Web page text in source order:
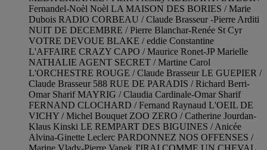
Fernandel-Noèl Noèl LA MAISON DES BORIES / Marie
Dubois RADIO CORBEAU / Claude Brasseur -Pierre Arditi
NUIT DE DECEMBRE / Pierre Blanchar-Renée St Cyr
VOTRE DEVOUE BLAKE / eddie Constantine
L'AFFAIRE CRAZY CAPO / Maurice Ronet-JP Marielle
NATHALIE AGENT SECRET / Martine Carol
L'ORCHESTRE ROUGE / Claude Brasseur LE GUEPIER /
Claude Brasseur 588 RUE DE PARADIS / Richard Berri-
Omar Sharif MAYRIG / Claudia Cardinale-Omar Sharif
FERNAND CLOCHARD / Fernand Raynaud L'OEIL DE
VICHY / Michel Bouquet ZOO ZERO / Catherine Jourdan-
Klaus Kinski LE REMPART DES BIGUINES / Anicée
Alvina-Ginette Leclerc PARDONNEZ NOS OFFENSES /